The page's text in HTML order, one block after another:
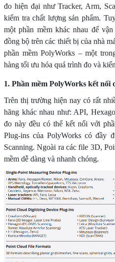
đo hiện đại như Tracker, Arm,
kiểm tra chất lượng sản phẩm.
một phần mềm khác nhau để
đồng bộ trên các thiết bị của nhà
phần mềm PolyWorks – một
hàng tối ưu hóa quá trình đo và
1. Phần mềm PolyWorks kết nối
Trên thị trường hiện nay có rất
hãng khác nhau như: API,
đo này đều có thể kết nối với
Plug-ins của PolyWorks có đầy
Scanning. Ngoài ra các file 3D,
mềm dễ dàng và nhanh chóng.